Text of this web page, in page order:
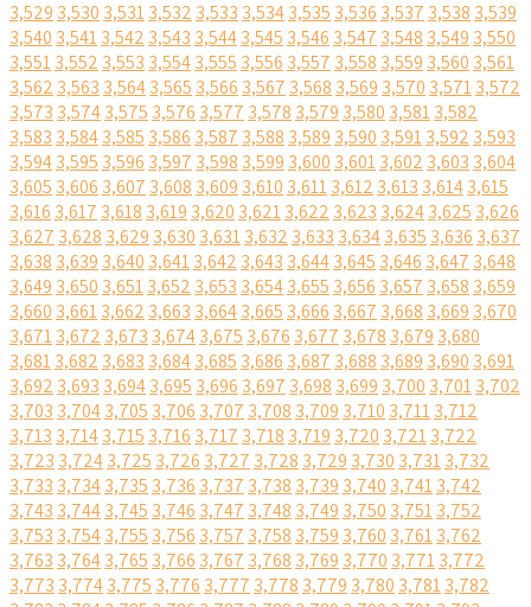
3,529 3,530 3,5313,532 3,533 3,5343,535 3,536 3,537 3,538 3,539
3,540 3,5413,542 3,543 3,5443,545 3,546 3,547 3,548 3,549 3,550
3,5513,552 3,553 3,5543,555 3,556 3,557 3,558 3,559 3,560 3,561
3,562 3,563 3,5643,565 3,566 3,567 3,568 3,569 3,570 3,5713,572
3,573 3,5743,575 3,576 3,577 3,578 3,579 3,580 3,5813,582
3,583 3,5843,585 3,586 3,587 3,588 3,589 3,590 3,5913,592 3,593
3,5943,595 3,596 3,597 3,598 3,599 3,600 3,6013,602 3,603 3,604
3,605 3,606 3,607 3,608 3,609 3,610 3,6113,612 3,613 3,6143,615
3,616 3,617 3,618 3,619 3,620 3,6213,622 3,623 3,6243,625 3,626
3,627 3,628 3,629 3,630 3,6313,632 3,633 3,6343,635 3,636 3,637
3,638 3,639 3,640 3,6413,642 3,643 3,6443,645 3,646 3,647 3,648
3,649 3,650 3,6513,652 3,653 3,6543,655 3,656 3,657 3,658 3,659
3,660 3,6613,662 3,663 3,6643,665 3,666 3,667 3,668 3,669 3,670
3,6713,672 3,673 3,6743,675 3,676 3,677 3,678 3,679 3,680
3,6813,682 3,683 3,6843,685 3,686 3,687 3,688 3,689 3,690 3,691
3,692 3,693 3,6943,695 3,696 3,697 3,698 3,699 3,700 3,7013,702
3,703 3,7043,705 3,706 3,707 3,708 3,709 3,710 3,7113,712
3,713 3,7143,715 3,716 3,717 3,718 3,719 3,720 3,7213,722
3,723 3,7243,725 3,726 3,727 3,728 3,729 3,730 3,7313,732
3,733 3,7343,735 3,736 3,737 3,738 3,739 3,740 3,7413,742
3,743 3,7443,745 3,746 3,747 3,748 3,749 3,750 3,7513,752
3,753 3,7543,755 3,756 3,757 3,758 3,759 3,760 3,7613,762
3,763 3,7643,765 3,766 3,767 3,768 3,769 3,770 3,7713,772
3,773 3,7743,775 3,776 3,777 3,778 3,779 3,780 3,7813,782